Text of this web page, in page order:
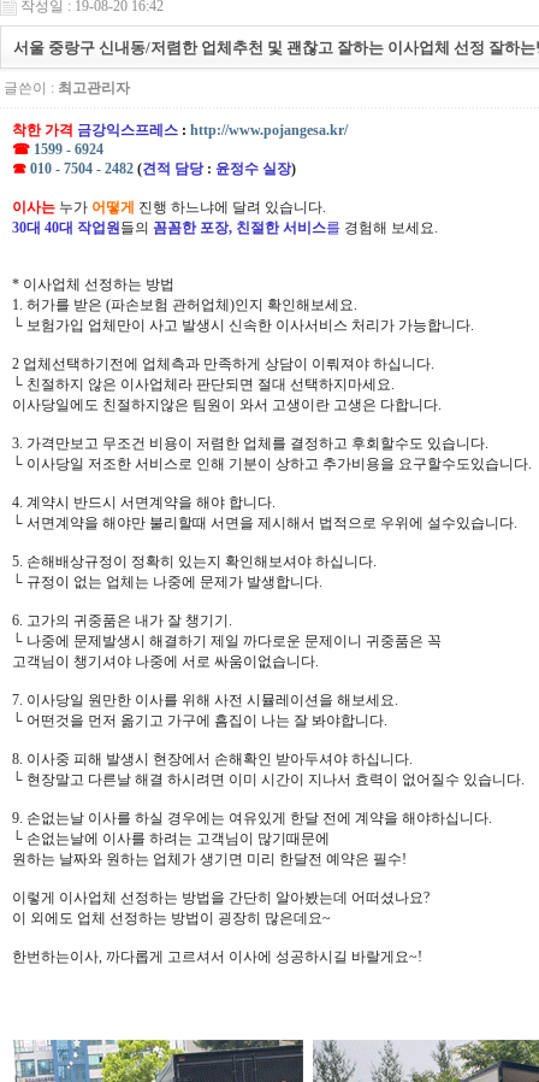
작성일 : 19-08-20 16:42
서울 중랑구 신내동/저렴한 업체추천 및 괜찮고 잘하는 이사업체 선정 잘하
글쓴이 : 최고관리자
착한 가격 금강익스프레스 : http://www.pojangesa.kr/
☎ 1599 - 6924
☎ 010 - 7504 - 2482 (견적 담당 : 윤정수 실장)
이사는 누가 어떻게 진행 하느냐에 달려 있습니다.
30대 40대 작업원들의 꼼꼼한 포장, 친절한 서비스를 경험해 보세요.
* 이사업체 선정하는 방법
1. 허가를 받은 (파손보험 관허업체)인지 확인해보세요.
└ 보험가입 업체만이 사고 발생시 신속한 이사서비스 처리가 가능합니다.
2 업체선택하기전에 업체측과 만족하게 상담이 이뤄져야 하십니다.
└ 친절하지 않은 이사업체라 판단되면 절대 선택하지마세요.
이사당일에도 친절하지않은 팀원이 와서 고생이란 고생은 다합니다.
3. 가격만보고 무조건 비용이 저렴한 업체를 결정하고 후회할수도 있습니다.
└ 이사당일 저조한 서비스로 인해 기분이 상하고 추가비용을 요구할수도있습니다.
4. 계약시 반드시 서면계약을 해야 합니다.
└ 서면계약을 해야만 불리할때 서면을 제시해서 법적으로 우위에 설수있습니다.
5. 손해배상규정이 정확히 있는지 확인해보셔야 하십니다.
└ 규정이 없는 업체는 나중에 문제가 발생합니다.
6. 고가의 귀중품은 내가 잘 챙기기.
└ 나중에 문제발생시 해결하기 제일 까다로운 문제이니 귀중품은 꼭
고객님이 챙기셔야 나중에 서로 싸움이없습니다.
7. 이사당일 원만한 이사를 위해 사전 시뮬레이션을 해보세요.
└ 어떤것을 먼저 옮기고 가구에 흠집이 나는 잘 봐야합니다.
8. 이사중 피해 발생시 현장에서 손해확인 받아두셔야 하십니다.
└ 현장말고 다른날 해결 하시려면 이미 시간이 지나서 효력이 없어질수 있습니다.
9. 손없는날 이사를 하실 경우에는 여유있게 한달 전에 계약을 해야하십니다.
└ 손없는날에 이사를 하려는 고객님이 많기때문에
원하는 날짜와 원하는 업체가 생기면 미리 한달전 예약은 필수!
이렇게 이사업체 선정하는 방법을 간단히 알아봤는데 어떠셨나요?
이 외에도 업체 선정하는 방법이 굉장히 많은데요~
한번하는이사, 까다롭게 고르셔서 이사에 성공하시길 바랄게요~!